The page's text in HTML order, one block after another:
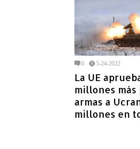
0 5-24-2022
La UE
millones más
armas a
millones en